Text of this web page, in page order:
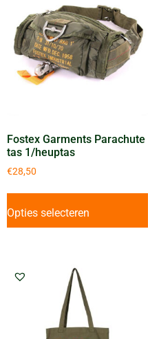
Fostex Garments Parachute
tas 1/heuptas
€28,50
Opties selecteren